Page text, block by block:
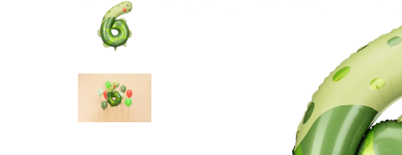
Torte de stadion
Fumigene colorate gender reveal
Artificii gender reveal
Baloane gender reveal
Artificii de tort
Artificii sparklers
Artificii Tort Engros